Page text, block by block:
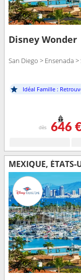
Disney Wonder
San Diego > Ensenada >
Idéal Famille :
dès 646
MEXIQUE, ÉTATS-